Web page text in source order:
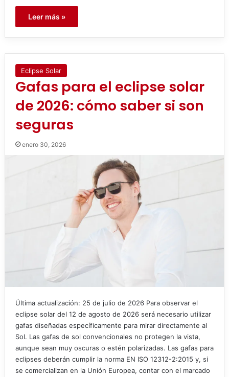
Leer más »
Eclipse Solar
Gafas para el eclipse solar
de 2026: cómo saber si son
seguras
enero 30, 2026
Última actualización: 25 de julio de 2026 Para observar el
eclipse solar del 12 de agosto de 2026 será necesario utilizar
gafas diseñadas específicamente para mirar directamente al
Sol. Las gafas de sol convencionales no protegen la vista,
aunque sean muy oscuras o estén polarizadas. Las gafas para
eclipses deberán cumplir la norma EN ISO 12312-2:2015 y, si
se comercializan en la Unión Europea, contar con el marcado